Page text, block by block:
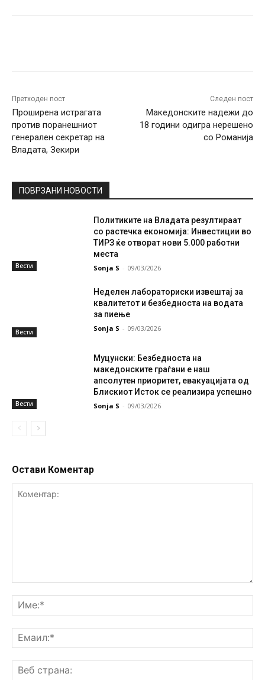
Претходен пост
Проширена истрагата
против поранешниот
генерален секретар на
Владата, Зекири
Следен пост
Македонските надежи до
18 години одигра нерешено
со Романија
ПОВРЗАНИ НОВОСТИ
Вести
Политиките на Владата резултираат
со растечка економија: Инвестиции во
ТИРЗ ќе отворат нови 5.000 работни
места
Sonja S - 09/03/2026
Вести
Неделен лабораториски извештај за
квалитетот и безбедноста на водата
за пиење
Sonja S - 09/03/2026
Вести
Муцунски: Безбедноста на
македонските граѓани е наш
апсолутен приоритет, евакуацијата од
Блискиот Исток се реализира успешно
Sonja S - 09/03/2026
Остави Коментар